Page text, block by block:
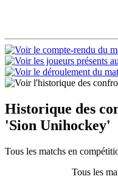
Historique des
'Sion Unihockey'
Tous les matchs en
Tous les